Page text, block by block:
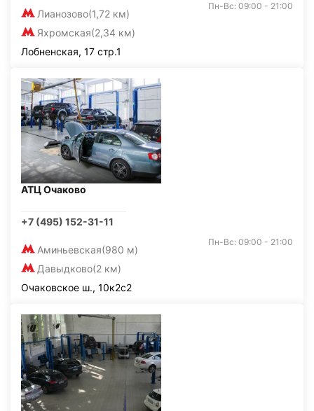
Лианозово(1,72 км)
Яхромская(2,34 км)
Пн-Вс: 09:00 - 21:00
Лобненская, 17 стр.1
АТЦ Очаково
+7 (495) 152-31-11
Аминьевская(980 м)
Давыдково(2 км)
Пн-Вс: 09:00 - 21:00
Очаковское ш., 10к2с2